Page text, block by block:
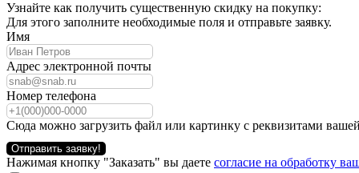
Узнайте как получить существенную скидку на покупку:
Для этого заполните необходимые поля и отправьте заявку.
Имя
Адрес электронной почты
Номер телефона
Сюда можно загрузить файл или картинку с реквизитами
Отправить заявку!
Нажимая кнопку "Заказать" вы даете согласие на обработку